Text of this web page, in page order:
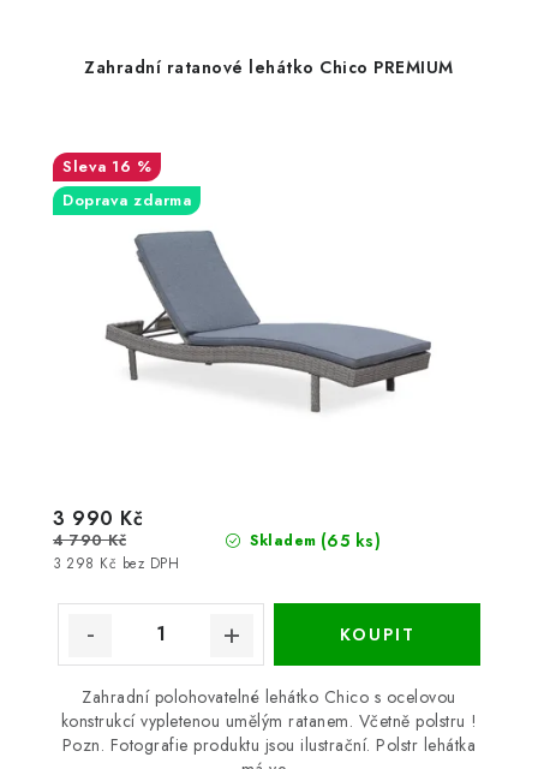
Zahradní ratanové lehátko Chico PREMIUM
16 %
Doprava zdarma
Skladem (65 ks)
3 298 Kč bez DPH
3 990 Kč
4 790 Kč
Zahradní polohovatelné lehátko Chico s ocelovou
konstrukcí vypletenou umělým ratanem. Včetně polstru !
Pozn. Fotografie produktu jsou ilustrační. Polstr lehátka